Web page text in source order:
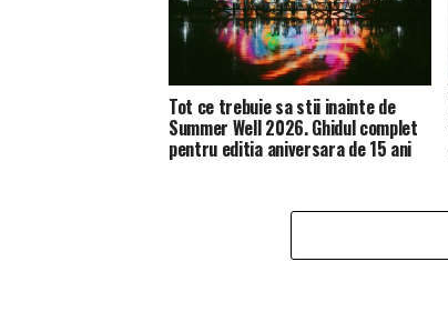
Tot ce trebuie sa stii inainte de
Summer Well 2026. Ghidul complet
pentru editia aniversara de 15 ani